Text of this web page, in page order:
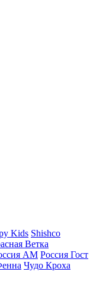
Kids Shishco
Ветка
АМ Россия Гост
Чудо Кроха